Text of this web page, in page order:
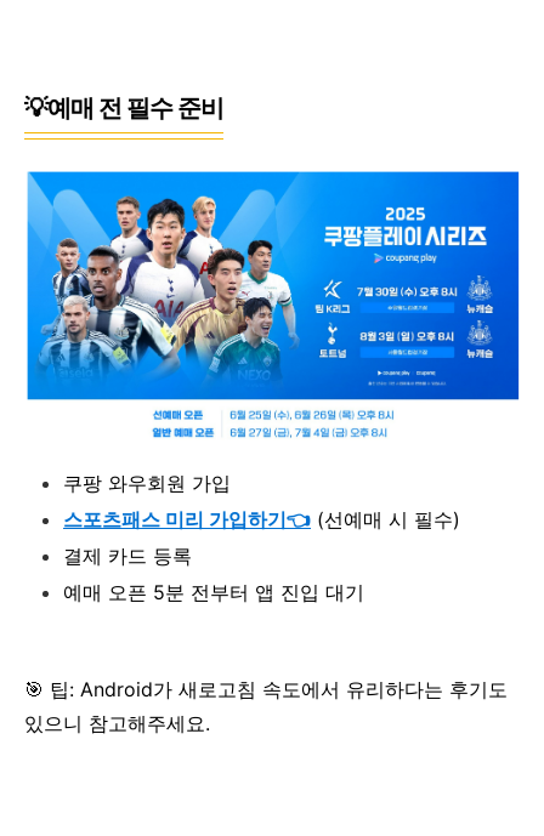
💡예매 전 필수 준비
쿠팡 와우회원 가입
스포츠패스 미리 가입하기👈 (선예매 시 필수)
결제 카드 등록
예매 오픈 5분 전부터 앱 진입 대기
🎯 팁: Android가 새로고침 속도에서 유리하다는 후기도
있으니 참고해주세요.